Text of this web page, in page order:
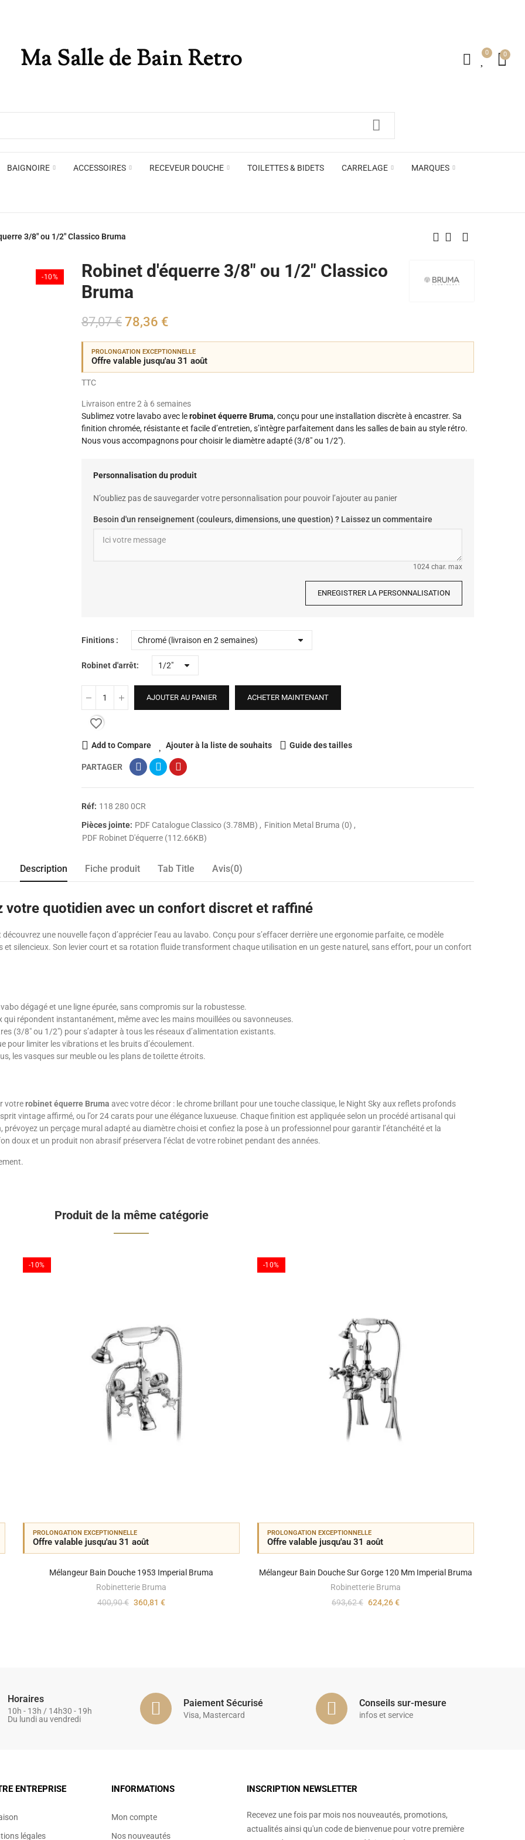
Ma Salle de Bain Retro 0 0
BAIGNOIRE ACCESSOIRES RECEVEUR DOUCHE TOILETTES & BIDETS CARRELAGE MARQUES
Plafonniers , spots et pendants
Voir toute la marque →
Appliques murales Miroirs ACB
3/8" ou 1/2" Classico Bruma
-10%
Robinet d'équerre 3/8" ou 1/2" Classico
Bruma
87,07 € 78,36 €
PROLONGATION EXCEPTIONNELLE
Offre valable jusqu'au 31 août
TTC
Livraison entre 2 à 6 semaines
Sublimez votre lavabo avec lerobinet équerre Bruma, conçu pour une installation discrète à encastrer. Sa
finition chromée, résistante et facile d’entretien, s’intègre parfaitement dans les salles de bain au style rétro.
Nous vous accompagnons pour choisir le diamètre adapté (3/8" ou 1/2").
Personnalisation du produit
N’oubliez pas de sauvegarder votre personnalisation pour pouvoir l’ajouter au panier
Besoin d'un renseignement (couleurs, dimensions, une question) ? Laissez un commentaire
1024 char. max
ENREGISTRER LA PERSONNALISATION
Finitions
Robinet d'arrêt
AJOUTER AU PANIER ACHETER MAINTENANT
favorite_border
Add to Compare Ajouter à la liste de souhaits Guide des tailles
PARTAGER
Réf: 118 280 0CR
Pièces jointe: PDF Catalogue Classico (3.78MB)
Finition Metal Bruma (0)
PDF Robinet D'équerre (112.66KB)
Description Fiche produit Tab Title Avis(0)
votre quotidien avec un confort discret et raffiné
découvrez une nouvelle façon d’apprécier l’eau au lavabo. Conçu pour s’effacer derrière une ergonomie parfaite, ce modèle
et silencieux. Son levier court et sa rotation fluide transforment chaque utilisation en un geste naturel, sans effort, pour un confort
dégagé et une ligne épurée, sans compromis sur la robustesse.
qui répondent instantanément, même avec les mains mouillées ou savonneuses.
(3/8" ou 1/2") pour s’adapter à tous les réseaux d’alimentation existants.
pour limiter les vibrations et les bruits d’écoulement.
les vasques sur meuble ou les plans de toilette étroits.
votrerobinet équerre Bruma avec votre décor : le chrome brillant pour une touche classique, le Night Sky aux reflets profonds
vintage affirmé, ou l’or 24 carats pour une élégance luxueuse. Chaque finition est appliquée selon un procédé artisanal qui
prévoyez un perçage mural adapté au diamètre choisi et confiez la pose à un professionnel pour garantir l’étanchéité et la
doux et un produit non abrasif préservera l’éclat de votre robinet pendant des années.
Produit de la même catégorie
-10%
PROLONGATION EXCEPTIONNELLE
Offre valable jusqu'au 31 août
Mélangeur Bain Douche 1953 Imperial Bruma
Robinetterie Bruma
400,90 € 360,81 €
-10%
PROLONGATION EXCEPTIONNELLE
Offre valable jusqu'au 31 août
Mélangeur Bain Douche Sur Gorge 120 Mm Imperial Bruma
Robinetterie Bruma
693,62 € 624,26 €
Horaires
10h - 13h / 14h30 - 19h
Du lundi au vendredi
Paiement Sécurisé
Visa, Mastercard
Conseils sur-mesure
infos et service
ENTREPRISE
légales
INFORMATIONS
Mon compte
Nos nouveautés
INSCRIPTION NEWSLETTER
Recevez une fois par mois nos nouveautés, promotions,
actualités ainsi qu'un code de bienvenue pour votre première